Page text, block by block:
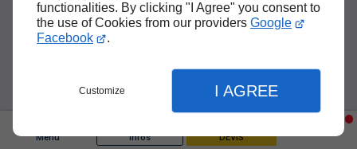
functionalities. By clicking "I Agree" you consent to
the use of Cookies from our providers Google
Facebook
.
Customize I AGREE
Menu Infos DEVIS